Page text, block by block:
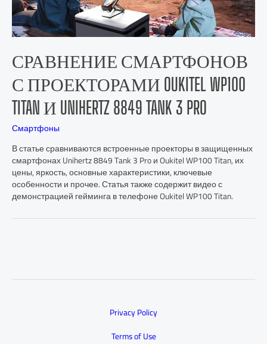
СРАВНЕНИЕ СМАРТФОНОВ
С ПРОЕКТОРАМИ OUKITEL WP100
TITAN И UNIHERTZ 8849 TANK 3 PRO
Смартфоны
В статье сравниваются встроенные проекторы в защищенных
смартфонах Unihertz 8849 Tank 3 Pro и Oukitel WP100 Titan, их
цены, яркость, основные характеристики, ключевые
особенности и прочее. Статья также содержит видео с
демонстрацией гейминга в телефоне Oukitel WP100 Titan.
Privacy Policy
Terms of Use